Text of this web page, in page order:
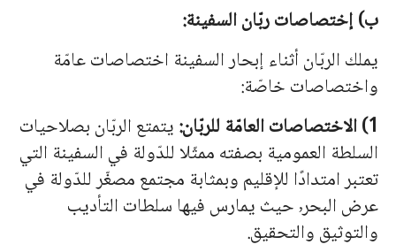
ب) إختصاصات ربّان السفينة:
يملك الربّان أثناء إبحار السفينة اختصاصات عامّة
واختصاصات خاصّة:
1) الاختصاصات العامّة للربّان:
يتمتع الربّان بصلاحيات
السلطة العمومية بصفته ممثّلا للدّولة في السفينة التي
تعتبر امتدادًا للإقليم وبمثابة مجتمع مصغّر للدّولة في
عرض البحر٬ حيث يمارس فيها سلطات التأديب
والتوثيق والتحقيق.